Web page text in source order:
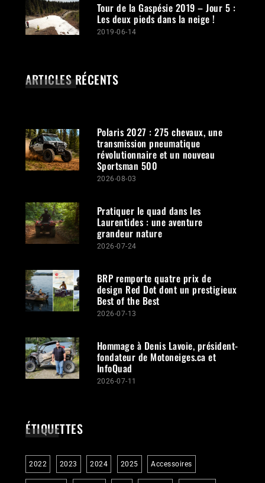
Tour de la Gaspésie 2019 – Jour 5 :
Les deux pieds dans la neige !
2019-06-14
ARTICLES RÉCENTS
Polaris 2027 : 275 chevaux, une
transmission pneumatique
révolutionnaire et un nouveau
Sportsman 500
2026-08-03
Pratiquer le quad dans les
Laurentides : une aventure
grandeur nature
2026-07-24
BRP remporte quatre prix de
design Red Dot dont un prestigieux
Best of the Best
2026-07-13
Hommage à Denis Lavoie, président-
fondateur de Motoneiges.ca et
InfoQuad
2026-07-11
ÉTIQUETTES
2022 2023 2024 2025 Accessoires